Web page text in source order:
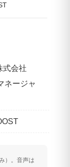
式会社
ネージャ
）。音声は